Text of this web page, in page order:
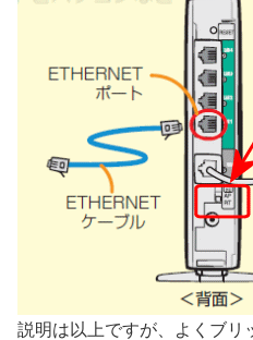
説明は以上ですが、よくブリ